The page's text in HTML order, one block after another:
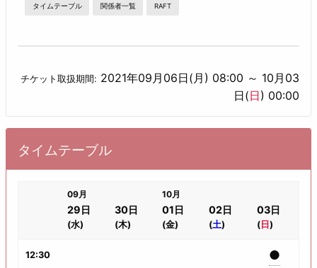
タイムテーブル 関係者一覧 RAFT
チケット取扱期間: 2021年09月06日(月) 08:00 ～ 10月03
日(日) 00:00
タイムテーブル
09月
29日
(水)
30日
(木)
10月
01日
(金)
02日
(土)
03日
( 日 )
12:30 ●